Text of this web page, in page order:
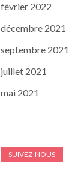
février 2022
décembre 2021
septembre 2021
juillet 2021
mai 2021
SUIVEZ-NOUS